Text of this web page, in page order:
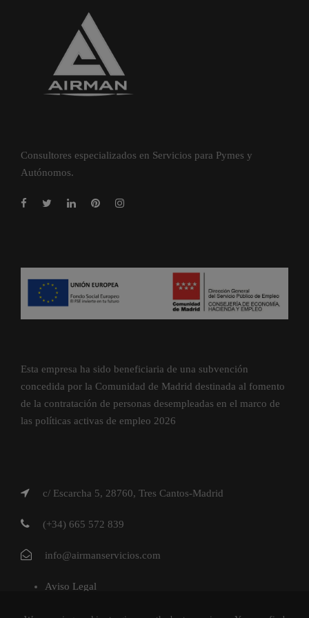
Consultores especializados en Servicios para Pymes y
Autónomos.
Esta empresa ha sido beneficiaria de una subvención
concedida por la Comunidad de Madrid destinada al fomento
de la contratación de personas desempleadas en el marco de
las políticas activas de empleo 2026
c/ Escarcha 5, 28760, Tres Cantos-Madrid
(+34) 665 572 839
info@airmanservicios.com
Aviso Legal